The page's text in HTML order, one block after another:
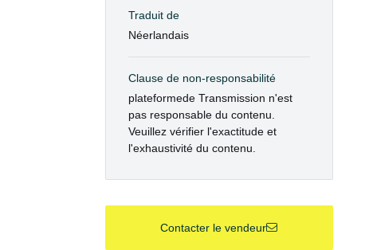
Traduit de
Néerlandais
Clause de non-responsabilité
plateformede Transmission n'est
pas responsable du contenu.
Veuillez vérifier l'exactitude et
l'exhaustivité du contenu.
Contacter le vendeur